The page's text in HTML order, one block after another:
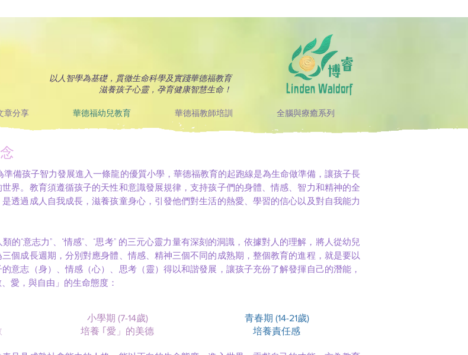
以人智學為基礎，貫徹生命科學及實踐華德福教育
滋養孩子心靈，孕育健康智慧生命！
章分享 華德福幼兒教育 華德福教師培訓 全腦與療癒系列
備孩子智力發展進入一條龍的優質小學，華德福教育的起跑線是為生命做準備，讓孩子長
界。教育須遵循孩子的天性和意識發展規律，支持孩子們的身體、情感、智力和精神的全
透過成人自我成長，滋養孩童身心，引發他們對生活的熱愛、學習的信心以及對自我能力
的“意志力”、“情感”、“思考” 的三元心靈力量有深刻的洞識，依據對人的理解，將人從幼兒
個成長週期，分別對應身體、情感、精神三個不同的成熟期，整個教育的進程，就是要以
意志（身）、情感（心）、思考（靈）得以和諧發展，讓孩子充份了解發揮自己的潛能，
愛，與自由」的生命態度：
小學期 (7-14歲)
培養 ｢愛」的美德
青春期 (14-21歲)
培養責任感